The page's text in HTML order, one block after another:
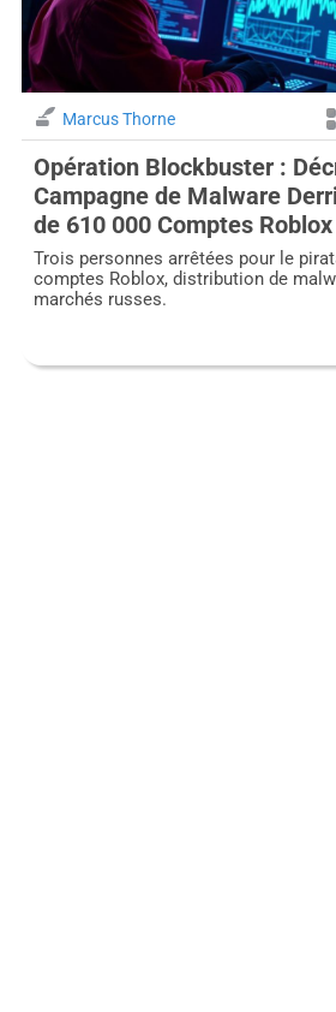
Marcus Thorne
Opération Blockbuster :
Campagne de Malware
de 610 000 Comptes Roblox
Trois personnes arrêtées pour le
comptes Roblox, distribution de
marchés russes.